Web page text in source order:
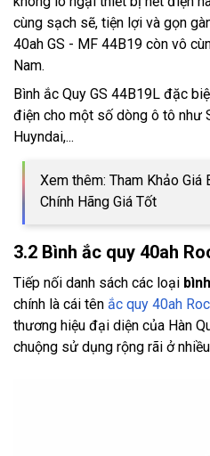
cùng sạch sẽ, tiện lợi và gọn
40ah GS - MF 44B19 còn vô
Nam.
Bình ắc Quy GS 44B19L đặc
điện cho một số dòng ô tô như
Huyndai,...
Xem thêm: Tham Khảo Giá
Chính Hãng Giá Tốt
3.2 Bình ắc quy 40ah
Tiếp nối danh sách các loại
chính là cái tên ắc quy 40ah
thương hiệu đại diện của Hàn
chuộng sử dụng rộng rãi ở